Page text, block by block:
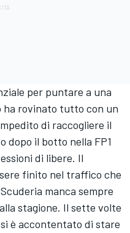
per puntare a una
ha rovinato tutto con un
di raccogliere il
dopo il botto nella FP1
di libere. Il
finito nel traffico che
manca sempre
stagione. Il sette volte
è accontentato di stare